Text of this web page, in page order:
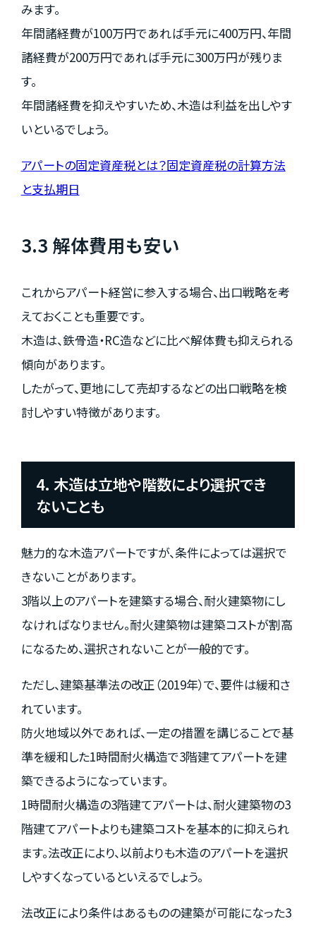
みます。
年間諸経費が100万円であれば手元に400万円、年間
諸経費が200万円であれば手元に300万円が残りま
す。
年間諸経費を抑えやすいため、木造は利益を出しやす
いといるでしょう。
アパートの固定資産税とは？固定資産税の計算方法
と支払期日
3.3 解体費用も安い
これからアパート経営に参入する場合、出口戦略を考
えておくことも重要です。
木造は、鉄骨造・RC造などに比べ解体費も抑えられる
傾向があります。
したがって、更地にして売却するなどの出口戦略を検
討しやすい特徴があります。
4. 木造は立地や階数により選択でき
ないことも
魅力的な木造アパートですが、条件によっては選択で
きないことがあります。
3階以上のアパートを建築する場合、耐火建築物にし
なければなりません。耐火建築物は建築コストが割高
になるため、選択されないことが一般的です。
ただし、建築基準法の改正（2019年）で、要件は緩和さ
れています。
防火地域以外であれば、一定の措置を講じることで基
準を緩和した1時間耐火構造で3階建てアパートを建
築できるようになっています。
1時間耐火構造の3階建てアパートは、耐火建築物の3
階建てアパートよりも建築コストを基本的に抑えられ
ます。法改正により、以前よりも木造のアパートを選択
しやすくなっているといえるでしょう。
法改正により条件はあるものの建築が可能になった3